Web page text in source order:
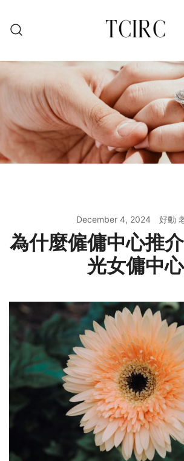
content
December 4, 2024 好動
為什麼僱傭中心推
光女傭中心